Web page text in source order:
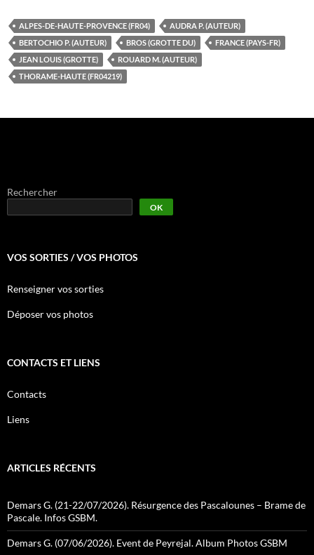
ALPES-DE-HAUTE-PROVENCE (FR04)
AUDRA P. (AUTEUR)
BERTOCHIO P. (AUTEUR)
BROS (GROTTE DU)
FRANCE (PAYS-FR)
JEAN LOUIS (GROTTE)
ROUARD M. (AUTEUR)
THORAME-HAUTE (FR04219)
Rechercher
OK
VOS SORTIES / VOS PHOTOS
Renseigner vos sorties
Déposer vos photos
CONTACTS ET LIENS
Contacts
Liens
ARTICLES RÉCENTS
Demars G. (21-22/07/2026). Résurgence des Pascalounes – Brame de
Pascale. Infos GSBM.
Demars G. (07/06/2026). Event de Peyrejal. Album Photos GSBM